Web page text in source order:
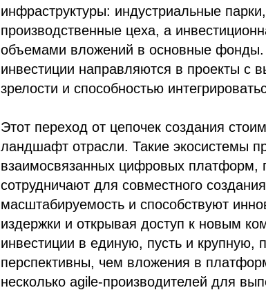
инфраструктуры: индустриальные
производственные цеха, а
объемами вложений в основные фонды.
инвестиции направляются в проекты с
зрелости и способностью
Этот переход от цепочек создания
ландшафт отрасли. Такие экосистемы
взаимосвязанных цифровых платформ,
сотрудничают для совместного
масштабируемость и способствуют
издержки и открывая доступ к новым
инвестиции в единую, пусть и
перспективны, чем вложения в
несколько agile-производителей для